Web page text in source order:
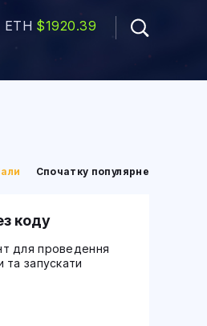
ETH $1920.39
Спочатку популярне
коду
для проведення
та запускати